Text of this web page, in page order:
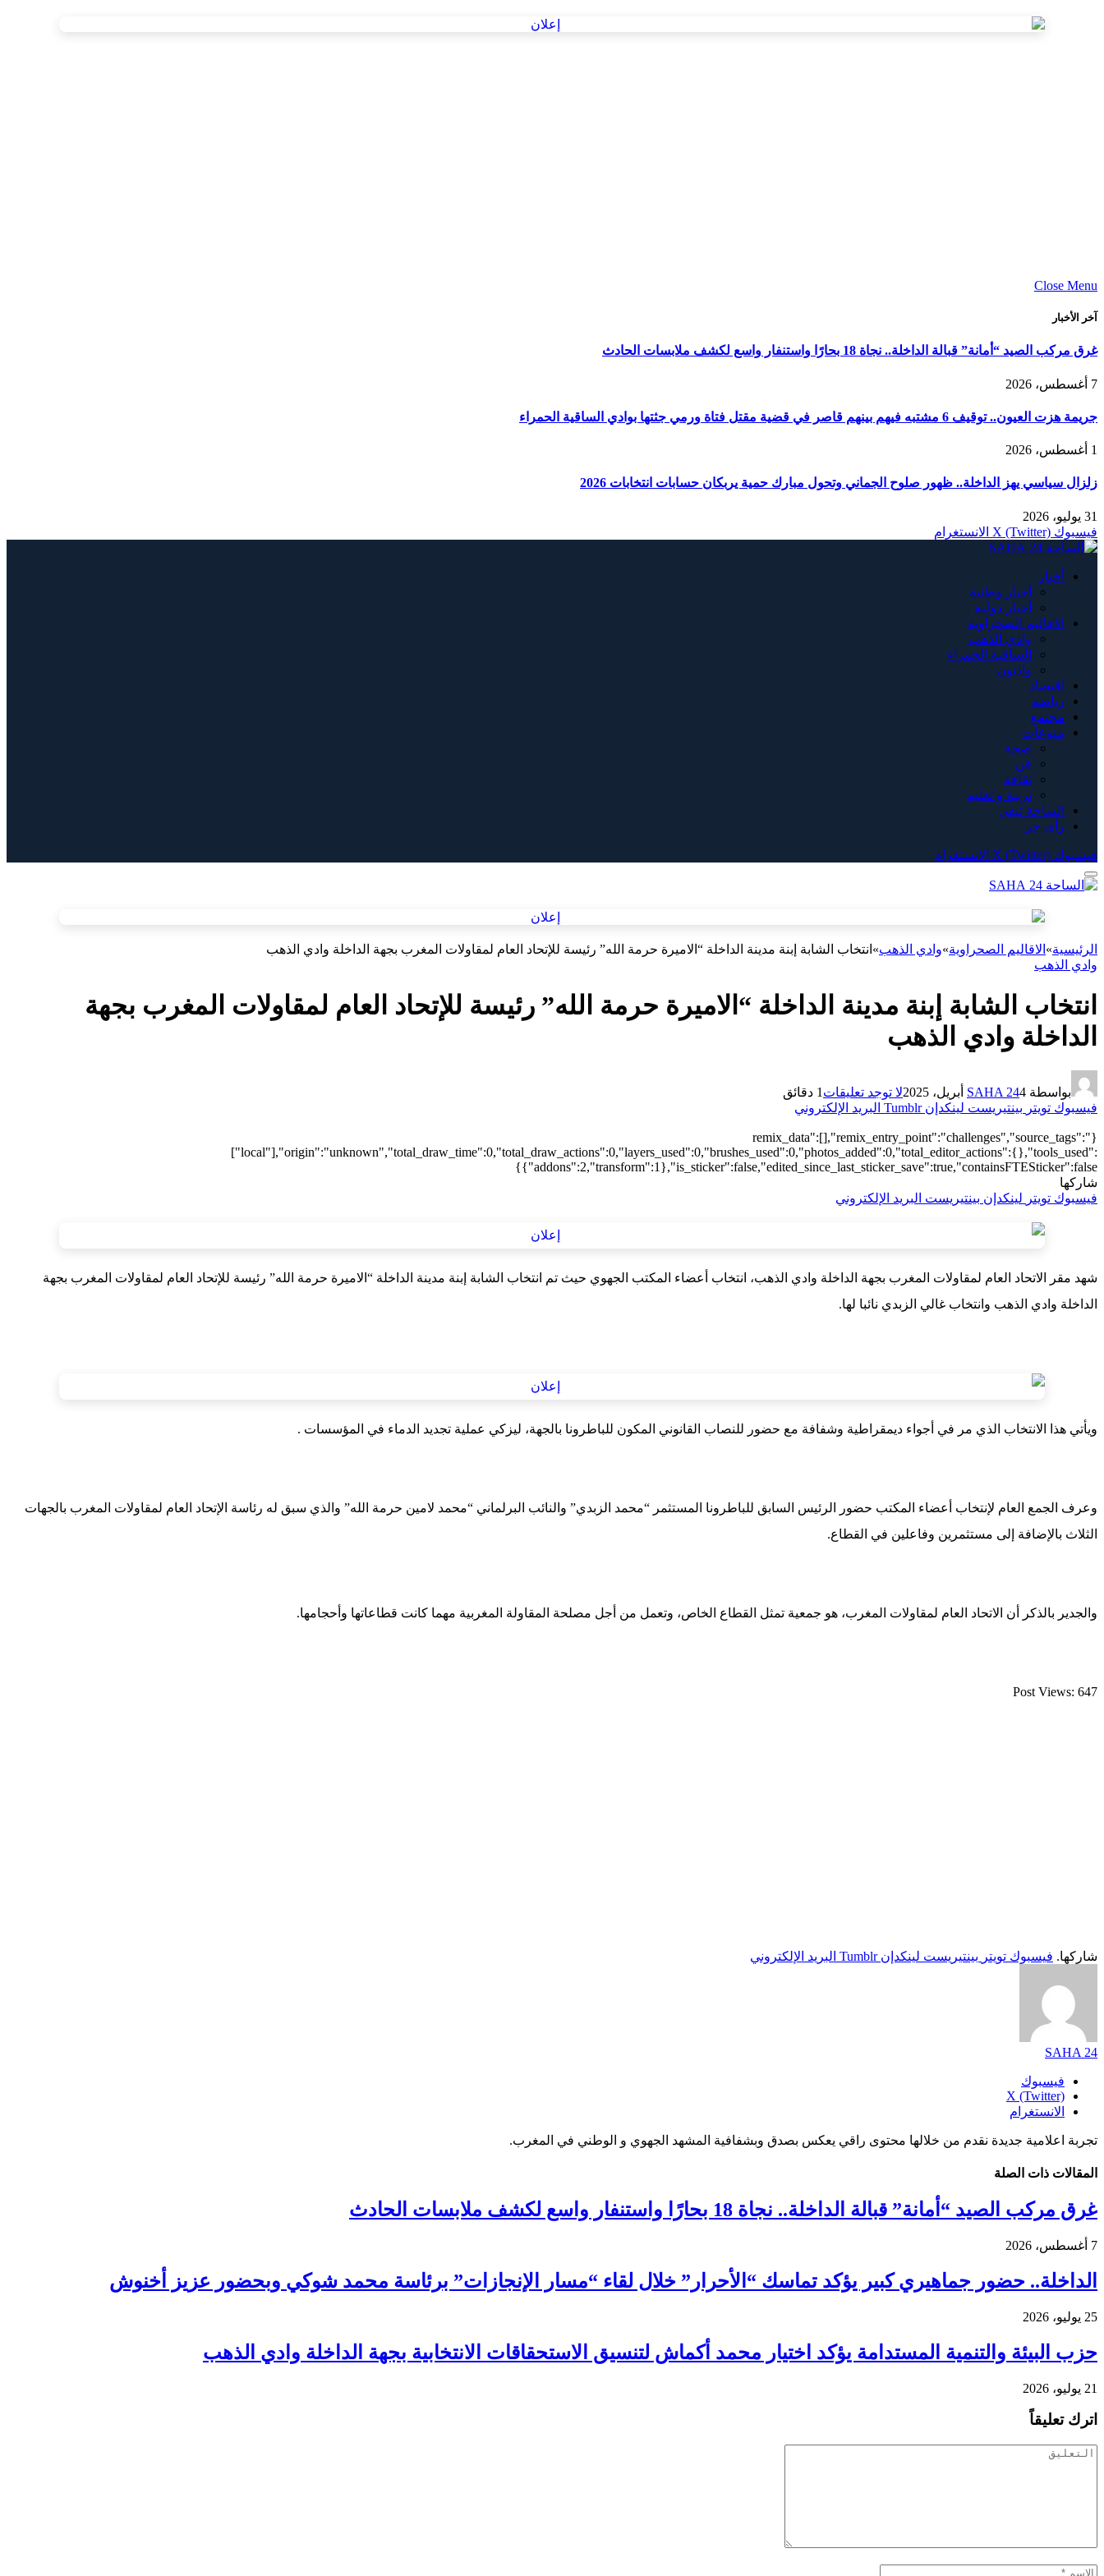
Close Menu
آخر الأخبار
غرق مركب الصيد “أمانة” قبالة الداخلة.. نجاة 18 بحارًا واستنفار واسع لكشف ملابسات الحادث
7 أغسطس، 2026
جريمة هزت العيون.. توقيف 6 مشتبه فيهم بينهم قاصر في قضية مقتل فتاة ورمي جثتها بوادي الساقية الحمراء
1 أغسطس، 2026
زلزال سياسي يهز الداخلة.. ظهور صلوح الجماني وتحول مبارك حمية يربكان حسابات انتخابات 2026
31 يوليو، 2026
فيسبوك X (Twitter) الانستغرام
أخبار
أخبار وطنية
أخبار دولية
الاقاليم الصحراوية
وادي الذهب
الساقية الحمراء
وادنون
اقتصاد
رياضة
مجتمع
منوعات
صحة
فن
ثقافة
تربية و تعليم
الساحة تيفي
رأي حر
فيسبوك X (Twitter) الانستغرام
الرئيسية» الاقاليم الصحراوية»وادي الذهب» انتخاب الشابة إبنة مدينة الداخلة “الاميرة حرمة الله” رئيسة للإتحاد العام لمقاولات المغرب بجهة الداخلة وادي الذهب
وادي الذهب
انتخاب الشابة إبنة مدينة الداخلة “الاميرة حرمة الله” رئيسة للإتحاد العام لمقاولات المغرب بجهة
الداخلة وادي الذهب
بواسطة SAHA 244 أبريل، 2025 لا توجد تعليقات 1 دقائق
فيسبوك تويتر بينتيريست لينكدإن Tumblr البريد الإلكتروني
{"remix_data":[],"remix_entry_point":"challenges","source_tags":
["local"],"origin":"unknown","total_draw_time":0,"total_draw_actions":0,"layers_used":0,"brushes_used":0,"photos_added":0,"total_editor_actions":{},"tools_used":
{"addons":2,"transform":1},"is_sticker":false,"edited_since_last_sticker_save":true,"containsFTESticker":false}
شاركها
فيسبوك تويتر لينكدإن بينتيريست البريد الإلكتروني
شهد مقر الاتحاد العام لمقاولات المغرب بجهة الداخلة وادي الذهب، انتخاب أعضاء المكتب الجهوي حيث تم انتخاب الشابة إبنة مدينة الداخلة “الاميرة حرمة الله” رئيسة للإتحاد العام لمقاولات المغرب بجهة
الداخلة وادي الذهب وانتخاب غالي الزبدي نائبا لها.
ويأتي هذا الانتخاب الذي مر في أجواء ديمقراطية وشفافة مع حضور للنصاب القانوني المكون للباطرونا بالجهة، ليزكي عملية تجديد الدماء في المؤسسات .
وعرف الجمع العام لإنتخاب أعضاء المكتب حضور الرئيس السابق للباطرونا المستثمر “محمد الزبدي” والنائب البرلماني “محمد لامين حرمة الله” والذي سبق له رئاسة الإتحاد العام لمقاولات المغرب بالجهات
الثلاث بالإضافة إلى مستثمرين وفاعلين في القطاع.
والجدير بالذكر أن الاتحاد العام لمقاولات المغرب، هو جمعية تمثل القطاع الخاص، وتعمل من أجل مصلحة المقاولة المغربية مهما كانت قطاعاتها وأحجامها.
Post Views: 647
شاركها. فيسبوك تويتر بينتيريست لينكدإن Tumblr البريد الإلكتروني
SAHA 24
فيسبوك
X (Twitter)
الانستغرام
تجربة اعلامية جديدة نقدم من خلالها محتوى راقي يعكس بصدق وبشفافية المشهد الجهوي و الوطني في المغرب.
المقالات ذات الصلة
غرق مركب الصيد “أمانة” قبالة الداخلة.. نجاة 18 بحارًا واستنفار واسع لكشف ملابسات الحادث
7 أغسطس، 2026
الداخلة.. حضور جماهيري كبير يؤكد تماسك “الأحرار” خلال لقاء “مسار الإنجازات” برئاسة محمد شوكي وبحضور عزيز أخنوش
25 يوليو، 2026
حزب البيئة والتنمية المستدامة يؤكد اختيار محمد أكماش لتنسيق الاستحقاقات الانتخابية بجهة الداخلة وادي الذهب
21 يوليو، 2026
اترك تعليقاً